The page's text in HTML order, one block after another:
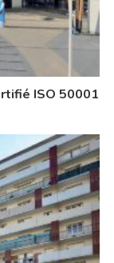
ISO 50001